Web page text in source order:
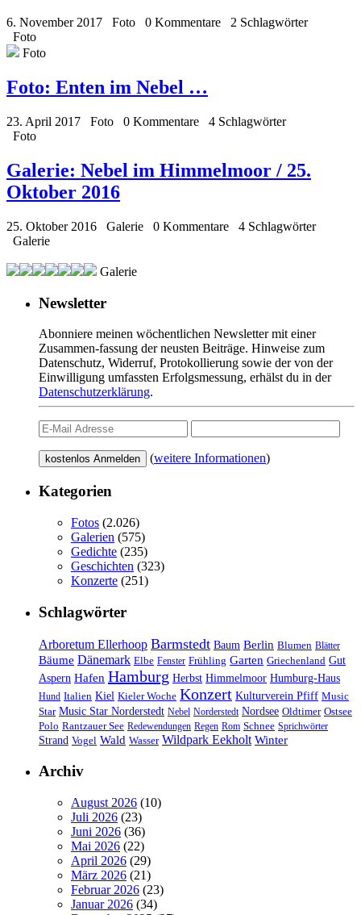
6. November 2017 Foto 0 Kommentare 2 Schlagwörter
Foto
Foto
Foto: Enten im Nebel …
23. April 2017 Foto 0 Kommentare 4 Schlagwörter
Foto
Galerie: Nebel im Himmelmoor / 25.
Oktober 2016
25. Oktober 2016 Galerie 0 Kommentare 4 Schlagwörter
Galerie
Galerie
Newsletter
Abonniere meinen wöchentlichen Newsletter mit einer
Zusammen-fassung der neusten Beiträge. Hinweise zum
Datenschutz, Widerruf, Protokollierung sowie der von der
Einwilligung umfassten Erfolgsmessung, erhälst du in der
Datenschutzerklärung.
(weitere Informationen)
Kategorien
Fotos (2.026)
Galerien (575)
Gedichte (235)
Geschichten (323)
Konzerte (251)
Schlagwörter
Arboretum Ellerhoop Barmstedt Baum Berlin Blumen Blätter
Bäume Dänemark Elbe Fenster Frühling Garten Griechenland Gut
Aspern Hafen Hamburg Herbst Himmelmoor Humburg-Haus
Hund Italien Kiel Kieler Woche Konzert Kulturverein Pfiff Music
Star Music Star Norderstedt Nebel Norderstedt Nordsee Oldtimer Ostsee
Polo Rantzauer See Redewendungen Regen Rom Schnee Sprichwörter
Strand Vogel Wald Wasser Wildpark Eekholt Winter
Archiv
August 2026 (10)
Juli 2026 (23)
Juni 2026 (36)
Mai 2026 (22)
April 2026 (29)
März 2026 (21)
Februar 2026 (23)
Januar 2026 (34)